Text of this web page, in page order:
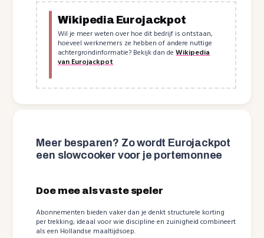
Wikipedia Eurojackpot
Wil je meer weten over hoe dit bedrijf is ontstaan,
hoeveel werknemers ze hebben of andere nuttige
achtergrondinformatie? Bekijk dan deWikipedia
van Eurojackpot
Meer besparen? Zo wordt Eurojackpot
een slowcooker voor je portemonnee
Doe mee als vaste speler
Abonnementen bieden vaker dan je denkt structurele korting
per trekking; ideaal voor wie discipline en zuinigheid combineert
als een Hollandse maaltijdsoep.